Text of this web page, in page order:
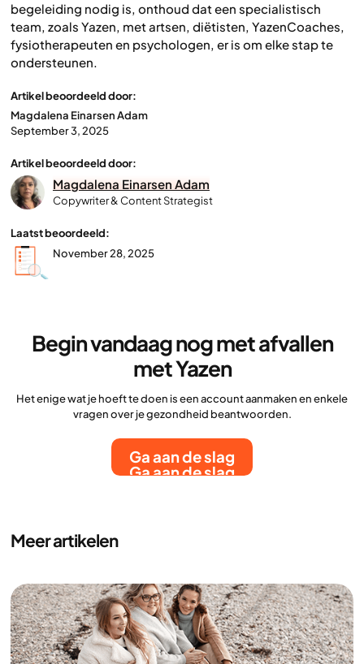
begeleiding nodig is, onthoud dat een specialistisch
team, zoals Yazen, met artsen, diëtisten, YazenCoaches,
fysiotherapeuten en psychologen, er is om elke stap te
ondersteunen.
Artikel beoordeeld door:
Magdalena Einarsen Adam
September 3, 2025
Artikel beoordeeld door:
Magdalena Einarsen Adam
Copywriter & Content Strategist
Laatst beoordeeld:
November 28, 2025
Begin vandaag nog met afvallen
met Yazen
Het enige wat je hoeft te doen is een account aanmaken en enkele
vragen over je gezondheid beantwoorden.
Ga aan de slag
Ga aan de slag
Meer artikelen